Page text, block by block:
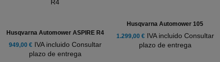
Husqvarna Automower ASPIRE R4
949,00 €IVA incluido Consultar
plazo de entrega
Husqvarna Automower 105
1.299,00 €IVA incluido Consultar
plazo de entrega